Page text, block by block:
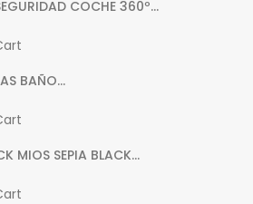
COCHE 360º...
BAÑO...
MIOS SEPIA BLACK...